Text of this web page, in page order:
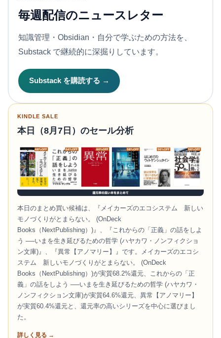
毎週配信のニュースレター
知識管理・Obsidian・自分で学ぶための方法を、
Substack で継続的に深掘りしています。
Substack を購読する →
KINDLE SALE
本日（8月7日）のセール分析
本日のまとめ買い候補は、『メイカーズのエコシステム 新しい
モノづくりがとまらない。 (OnDeck
Books（NextPublishing）)』、『これからの「正義」の話をしよ
う ──いまを生き延びるための哲学 (ハヤカワ・ノンフィクショ
ン文庫)』、『異常【アノマリー】』です。メイカーズのエコシ
ステム 新しいモノづくりがとまらない。 (OnDeck
Books（NextPublishing）)が実質68.2%還元、これからの「正
義」の話をしよう ──いまを生き延びるための哲学 (ハヤカワ・
ノンフィクション文庫)が実質64.6%還元、異常【アノマリー】
が実質60.4%還元と、還元率の高いシリーズを中心に選びまし
た。
詳しく見る →